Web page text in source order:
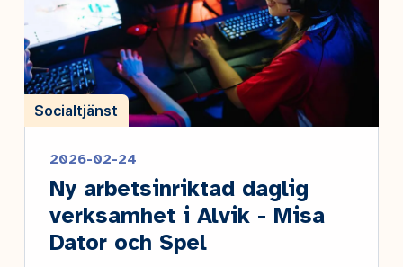
Socialtjänst
2026-02-24
Ny arbetsinriktad daglig
verksamhet i Alvik - Misa
Dator och Spel